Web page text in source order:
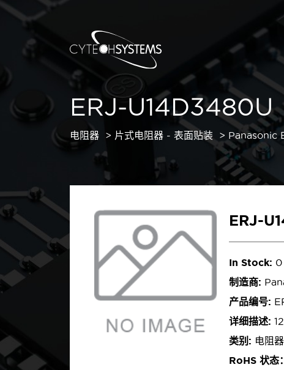
ERJ-U14D3480U
电阻器 片式电阻器 - 表面贴装 Panasonic
ERJ-
In Stock: 0
制造商:
产品编号:
详细描述:
类别: 电阻
RoHS 状态：